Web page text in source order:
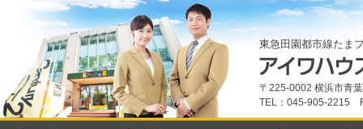
東急田園都市線たま
〒225-0002 横浜市青
TEL：045-905-2215